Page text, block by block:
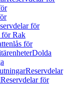
för
för Rak
för
Dolda
Reservdelar
Reservdelar för